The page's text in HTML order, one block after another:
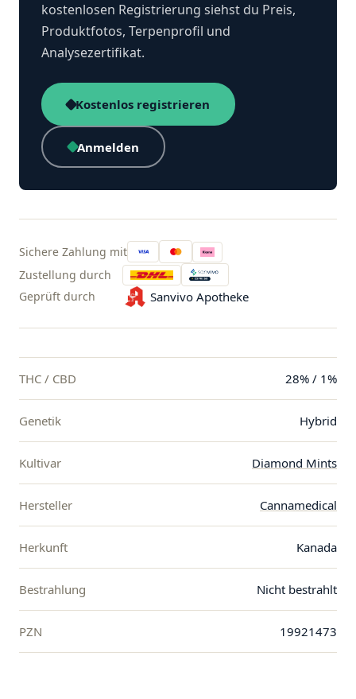
kostenlosen Registrierung siehst du Preis,
Produktfotos, Terpenprofil und
Analysezertifikat.
Kostenlos registrieren
Anmelden
Sichere Zahlung mit
Zustellung durch
Geprüft durch
Sanvivo Apotheke
THC / CBD 28% / 1%
Genetik Hybrid
Kultivar Diamond Mints
Hersteller Cannamedical
Herkunft Kanada
Bestrahlung Nicht bestrahlt
PZN 19921473